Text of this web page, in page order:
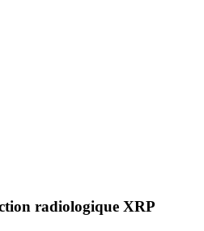
radiologique XRP